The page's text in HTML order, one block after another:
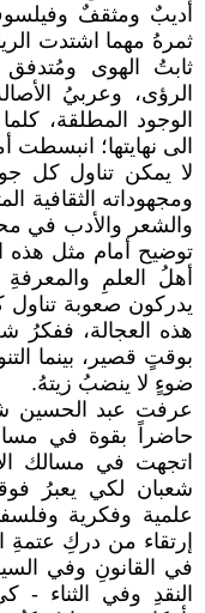
أديبٌ ومثقفٌ
ثمرهُ مهما اشتدت
ثابتُ الهوى ومُتدفق
الرؤى، وعربيُ
الوجود المطلقة،
الى نهايتها؛
لا يمكن تناول كل
ومجهوداته الثقافية
والشعر والأدب في
توضيح أمام مثل هذه
أهلُ العلمِ
يدركون صعوبة
هذه العجالة، ففكرُ
بوقتٍ قصير، بينما
ضوءٍ لا ينضبُ زيتهُ.
عرفت عبد الحسين
حاضراً بقوة في
اتجهت في مسالك
شعبان لكي يعبرُ
علمية وفكرية
إرتقاء من دركِ عتمةِ
في القانونِ وفي
النقدِ وفي الثناء